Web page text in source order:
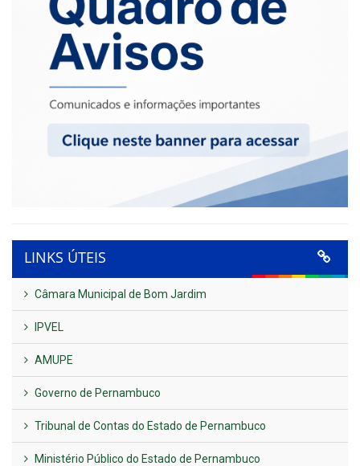
LINKS ÚTEIS
Câmara Municipal de Bom Jardim
IPVEL
AMUPE
Governo de Pernambuco
Tribunal de Contas do Estado de Pernambuco
Ministério Público do Estado de Pernambuco